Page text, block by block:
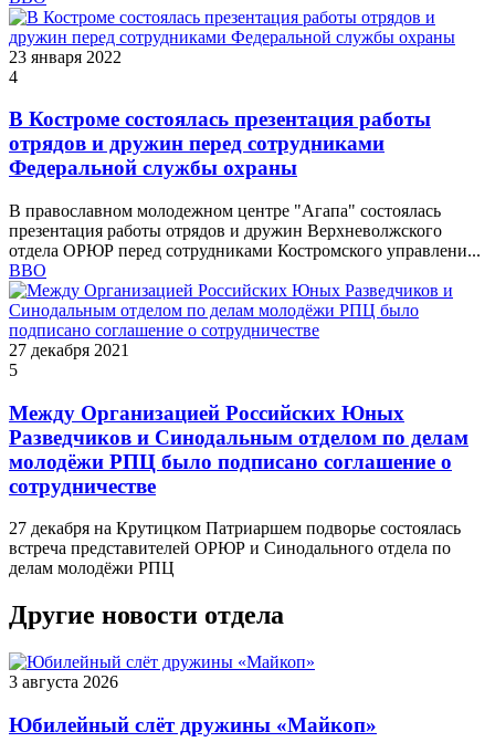
23 января 2022
4
В Костроме состоялась презентация работы
отрядов и дружин перед сотрудниками
Федеральной службы охраны
В православном молодежном центре "Агапа" состоялась
презентация работы отрядов и дружин Верхневолжского
отдела ОРЮР перед сотрудниками Костромского управлени...
ВВО
27 декабря 2021
5
Между Организацией Российских Юных
Разведчиков и Синодальным отделом по делам
молодёжи РПЦ было подписано соглашение о
сотрудничестве
27 декабря на Крутицком Патриаршем подворье состоялась
встреча представителей ОРЮР и Синодального отдела по
делам молодёжи РПЦ
Другие новости отдела
3 августа 2026
Юбилейный слёт дружины «Майкоп»